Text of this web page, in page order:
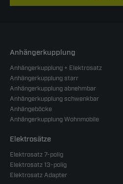
Anhängerkupplung
Anhängerkupplung + Elektrosatz
Anhängerkupplung starr
Anhängerkupplung abnehmbar
Anhängerkupplung schwenkbar
Anhängeböcke
Anhängerkupplung Wohnmobile
Elektrosätze
Elektrosatz 7-polig
Elektrosatz 13-polig
Elektrosatz Adapter